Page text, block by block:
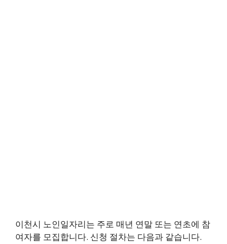
이천시 노인일자리는 주로 매년 연말 또는 연초에 참
여자를 모집합니다. 신청 절차는 다음과 같습니다.